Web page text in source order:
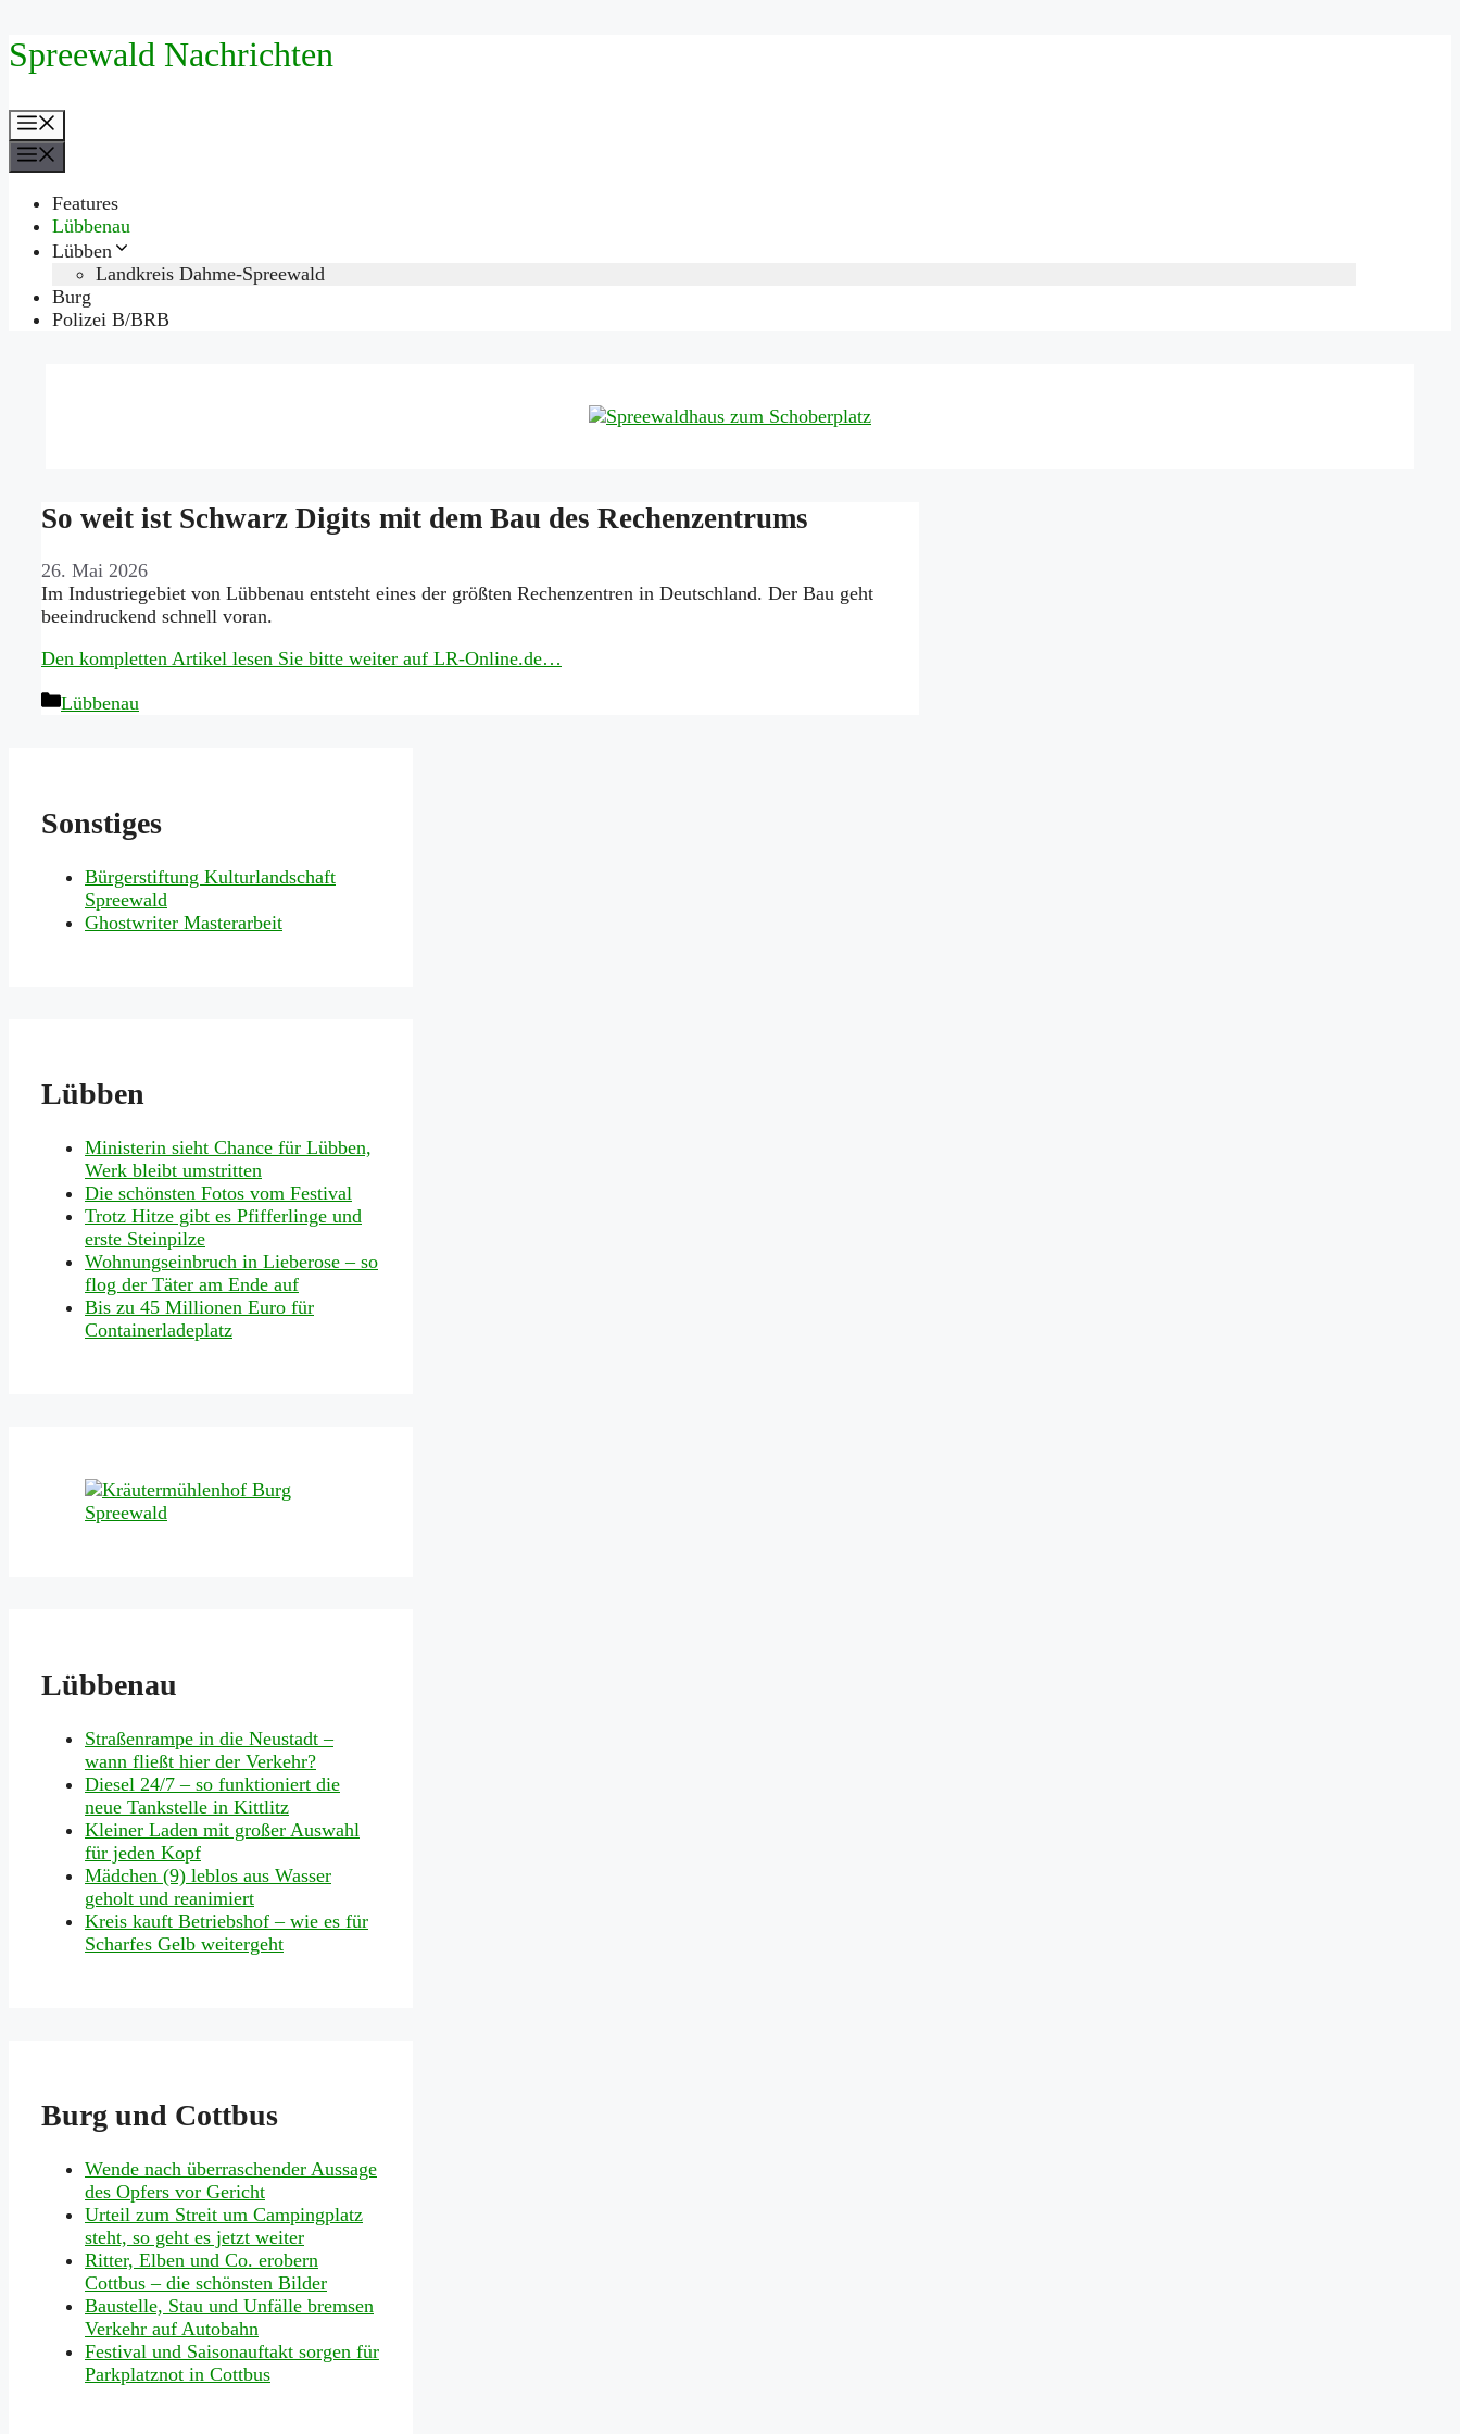
Zum
Inhalt
Spreewald Nachrichten
Features
Lübbenau
Lübben
Landkreis Dahme-Spreewald
Burg
Polizei B/BRB
So weit ist Schwarz Digits mit dem Bau des Rechenzentrums
26. Mai 2026
Im Industriegebiet von Lübbenau entsteht eines der größten Rechenzentren in Deutschland. Der Bau geht
beeindruckend schnell voran.
Den kompletten Artikel lesen Sie bitte weiter auf LR-Online.de…
Kategorien
Lübbenau
Sonstiges
Bürgerstiftung Kulturlandschaft
Spreewald
Ghostwriter Masterarbeit
Lübben
Ministerin sieht Chance für Lübben,
Werk bleibt umstritten
Die schönsten Fotos vom Festival
Trotz Hitze gibt es Pfifferlinge und
erste Steinpilze
Wohnungseinbruch in Lieberose – so
flog der Täter am Ende auf
Bis zu 45 Millionen Euro für
Containerladeplatz
Lübbenau
Straßenrampe in die Neustadt –
wann fließt hier der Verkehr?
Diesel 24/7 – so funktioniert die
neue Tankstelle in Kittlitz
Kleiner Laden mit großer Auswahl
für jeden Kopf
Mädchen (9) leblos aus Wasser
geholt und reanimiert
Kreis kauft Betriebshof – wie es für
Scharfes Gelb weitergeht
Burg und Cottbus
Wende nach überraschender Aussage
des Opfers vor Gericht
Urteil zum Streit um Campingplatz
steht, so geht es jetzt weiter
Ritter, Elben und Co. erobern
Cottbus – die schönsten Bilder
Baustelle, Stau und Unfälle bremsen
Verkehr auf Autobahn
Festival und Saisonauftakt sorgen für
Parkplatznot in Cottbus